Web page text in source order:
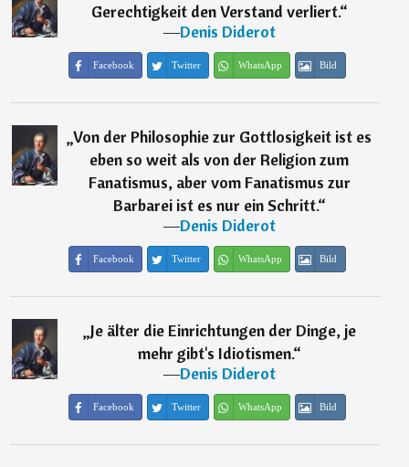
Gerechtigkeit den Verstand verliert.“
―Denis Diderot
Facebook Twitter WhatsApp Bild
„Von der Philosophie zur Gottlosigkeit ist es
eben so weit als von der Religion zum
Fanatismus, aber vom Fanatismus zur
Barbarei ist es nur ein Schritt.“
―Denis Diderot
Facebook Twitter WhatsApp Bild
„Je älter die Einrichtungen der Dinge, je
mehr gibt's Idiotismen.“
―Denis Diderot
Facebook Twitter WhatsApp Bild